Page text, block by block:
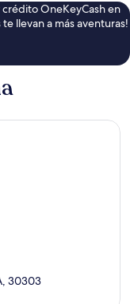
crédito OneKeyCash en
llevan a más aventuras!
30303